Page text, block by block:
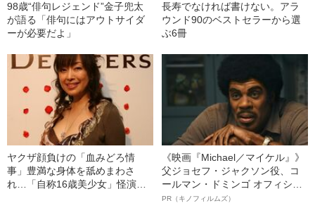
98歳“俳句レジェンド”金子兜太
が語る「俳句にはアウトサイダ
ーが必要だよ」
長寿でなければ書けない。アラ
ウンド90のベストセラーから選
ぶ6冊
ヤクザ顔負けの「血みどろ情
事」豊満な身体を舐めまわさ
れ…「自称16歳美少女」怪演
《映画『Michael／マイケル』》
父ジョセフ・ジャクソン役、コ
ールマン・ドミンゴ オフィシャ
ルインタビュー“観客を魅了した
PR（キノフィルムズ）